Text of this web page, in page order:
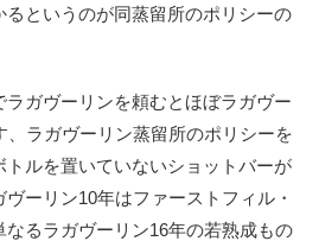
るというのが同蒸留所のポリシーの
ガヴーリンを頼むとほぼラガヴー
、ラガヴーリン蒸留所のポリシーを
ルを置いていないショットバーが
ーリン10年はファーストフィル・
るラガヴーリン16年の若熟成もの